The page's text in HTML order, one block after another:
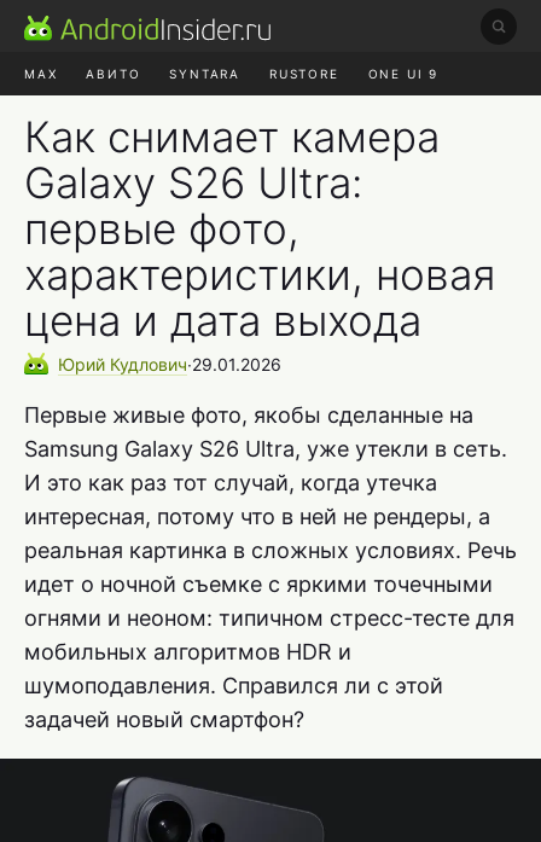
MAX АВИТО SYNTARA RUSTORE ONE UI 9
Как снимает камера
Galaxy S26 Ultra:
первые фото,
характеристики, новая
цена и дата выхода
Юрий Кудлович∙29.01.2026
Первые живые фото, якобы сделанные на
Samsung Galaxy S26 Ultra, уже утекли в сеть.
И это как раз тот случай, когда утечка
интересная, потому что в ней не рендеры, а
реальная картинка в сложных условиях. Речь
идет о ночной съемке с яркими точечными
огнями и неоном: типичном стресс-тесте для
мобильных алгоритмов HDR и
шумоподавления. Справился ли с этой
задачей новый смартфон?